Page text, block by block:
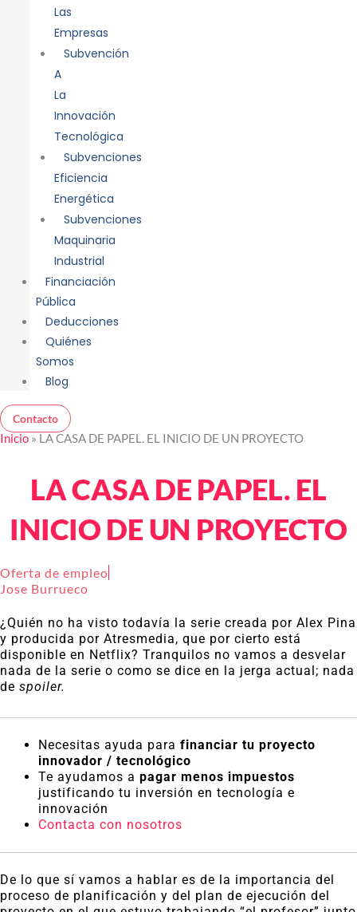
Las
Empresas
Subvención
A
La
Innovación
Tecnológica
Subvenciones
Eficiencia
Energética
Subvenciones
Maquinaria
Industrial
Financiación
Pública
Deducciones
Quiénes
Somos
Blog
Contacto
Inicio » LA CASA DE PAPEL. EL INICIO DE UN PROYECTO
LA CASA DE PAPEL. EL
INICIO DE UN PROYECTO
Oferta de empleo
Jose Burrueco
¿Quién no ha visto todavía la serie creada por Alex Pina
y producida por Atresmedia, que por cierto está
disponible en Netflix? Tranquilos no vamos a desvelar
nada de la serie o como se dice en la jerga actual; nada
de spoiler.
Necesitas ayuda para financiar tu proyecto
innovador / tecnológico
Te ayudamos a pagar menos impuestos
justificando tu inversión en tecnología e
innovación
Contacta con nosotros
De lo que sí vamos a hablar es de la importancia del
proceso de planificación y del plan de ejecución del